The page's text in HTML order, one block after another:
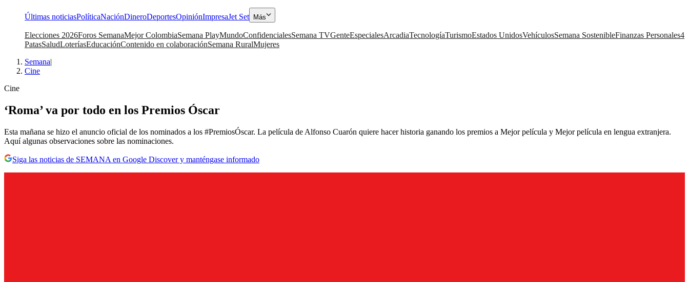
Últimas noticiasPolíticaNaciónDineroDeportesOpiniónImpresaJet Set Más
Elecciones 2026Foros SemanaMejor ColombiaSemana PlayMundoConfidencialesSemana TVGenteEspecialesArcadiaTecnologíaTurismoEstados UnidosVehículosSemana SostenibleFinanzas Personales4
PatasSaludLoteríasEducaciónContenido en colaboraciónSemana RuralMujeres
Semana|
Cine
Cine
‘Roma’ va por todo en los Premios Óscar
Esta mañana se hizo el anuncio oficial de los nominados a los #PremiosÓscar. La película de Alfonso Cuarón quiere hacer historia ganando los premios a Mejor película y Mejor película en lengua extranjera.
Aquí algunas observaciones sobre las nominaciones.
Siga las noticias de SEMANA en Google Discover y manténgase informado